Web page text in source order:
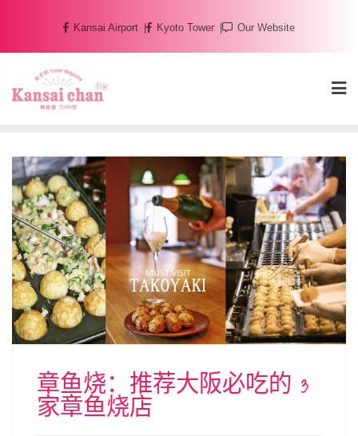
content
Kansai Airport Kyoto Tower Our Website
章鱼烧：推荐大阪必吃的 3
家章鱼烧店